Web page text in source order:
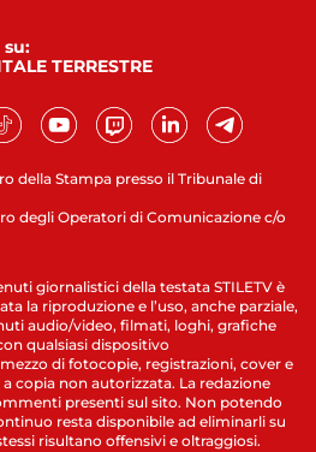
della Stampa presso il Tribunale di
degli Operatori di Comunicazione c/o
su:
TERRESTRE
giornalistici della testata STILETV è
la riproduzione e l’uso, anche parziale,
audio/video, filmati, loghi, grafiche
qualsiasi dispositivo
di fotocopie, registrazioni, cover e
copia non autorizzata. La redazione
presenti sul sito. Non potendo
resta disponibile ad eliminarli su
risultano offensivi e oltraggiosi.